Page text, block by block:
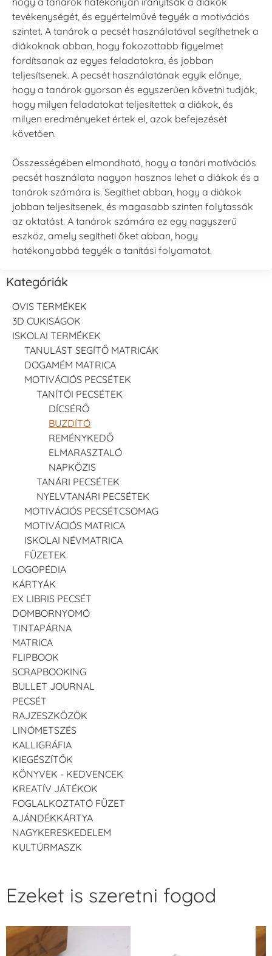
tevékenységét, és egyértelművé tegyék a motivációs
szintet. A tanárok a pecsét használatával segíthetnek a
diákoknak abban, hogy fokozottabb figyelmet
fordítsanak az egyes feladatokra, és jobban
teljesítsenek. A pecsét használatának egyik előnye,
hogy a tanárok gyorsan és egyszerűen követni tudják,
hogy milyen feladatokat teljesítettek a diákok, és
milyen eredményeket értek el, azok befejezését
követően.
Összességében elmondható, hogy a tanári motívációs
pecsét használata nagyon hasznos lehet a diákok és a
tanárok számára is. Segíthet abban, hogy a diákok
jobban teljesítsenek, és magasabb szinten folytassák
az oktatást. A tanárok számára ez egy nagyszerű
eszköz, amely segítheti őket abban, hogy
hatékonyabbá tegyék a tanítási folyamatot.
Kategóriák
OVIS TERMÉKEK
3D CUKISÁGOK
ISKOLAI TERMÉKEK
TANULÁST SEGÍTŐ MATRICÁK
DOGAMÉM MATRICA
MOTIVÁCIÓS PECSÉTEK
TANÍTÓI PECSÉTEK
DÍCSÉRŐ
BUZDÍTÓ
REMÉNYKEDŐ
ELMARASZTALÓ
NAPKÖZIS
TANÁRI PECSÉTEK
NYELVTANÁRI PECSÉTEK
MOTIVÁCIÓS PECSÉTCSOMAG
MOTIVÁCIÓS MATRICA
ISKOLAI NÉVMATRICA
FÜZETEK
LOGOPÉDIA
KÁRTYÁK
EX LIBRIS PECSÉT
DOMBORNYOMÓ
TINTAPÁRNA
MATRICA
FLIPBOOK
SCRAPBOOKING
BULLET JOURNAL
PECSÉT
RAJZESZKÖZÖK
LINÓMETSZÉS
KALLIGRÁFIA
KIEGÉSZÍTŐK
KÖNYVEK - KEDVENCEK
KREATÍV JÁTÉKOK
FOGLALKOZTATÓ FÜZET
AJÁNDÉKKÁRTYA
NAGYKERESKEDELEM
KULTÚRMASZK
Ezeket is szeretni fogod